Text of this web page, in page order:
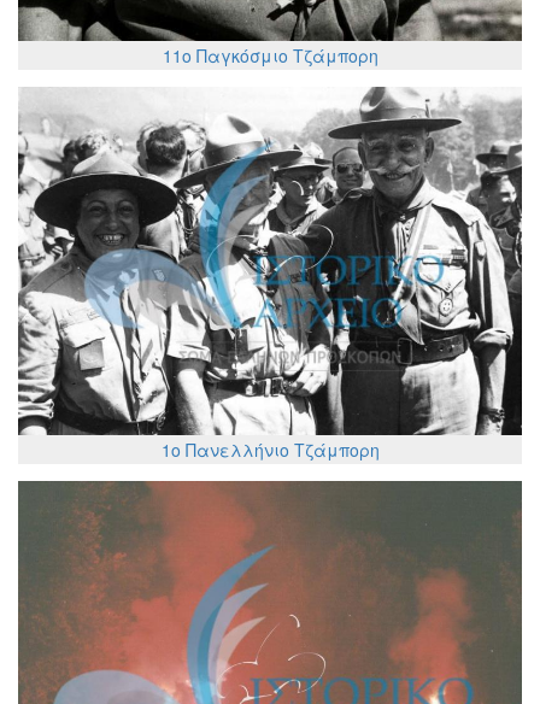
11ο Παγκόσμιο Τζάμπορη
1ο Πανελλήνιο Τζάμπορη